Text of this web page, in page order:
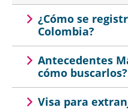
¿Cómo se
Colombia?
Antecedentes
cómo buscarlos?
Visa para